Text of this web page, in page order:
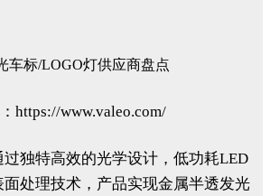
https://www.valeo.com/
独特高效的光学设计，低功耗LED
处理技术，产品实现金属半透发光